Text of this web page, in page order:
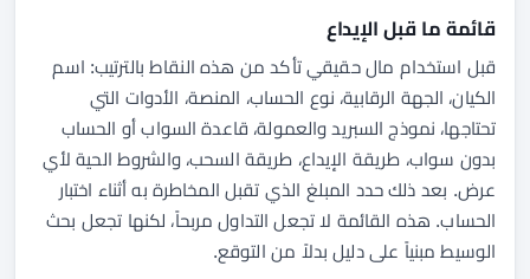
قائمة ما قبل الإيداع
قبل استخدام مال حقيقي تأكد من هذه النقاط بالترتيب: اسم
الكيان، الجهة الرقابية، نوع الحساب، المنصة، الأدوات التي
تحتاجها، نموذج السبريد والعمولة، قاعدة السواب أو الحساب
بدون سواب، طريقة الإيداع، طريقة السحب، والشروط الحية لأي
عرض. بعد ذلك حدد المبلغ الذي تقبل المخاطرة به أثناء اختبار
الحساب. هذه القائمة لا تجعل التداول مربحاً، لكنها تجعل بحث
الوسيط مبنياً على دليل بدلاً من التوقع.